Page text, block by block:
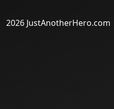
2026 JustAnotherHero.com